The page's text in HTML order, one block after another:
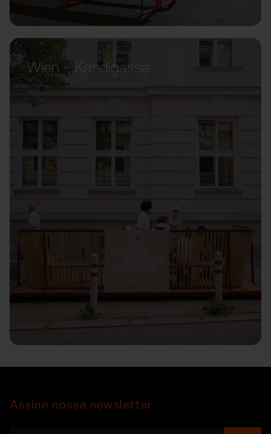
Wien – Kandlgasse
Assine nossa newsletter